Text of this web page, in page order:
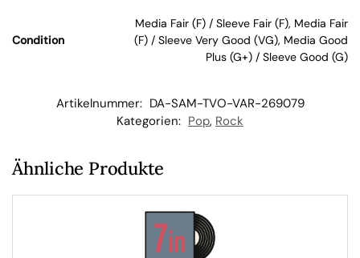
Condition
Media Fair (F) / Sleeve Fair (F), Media Fair
(F) / Sleeve Very Good (VG), Media Good
Plus (G+) / Sleeve Good (G)
Artikelnummer: DA-SAM-TVO-VAR-269079
Kategorien: Pop, Rock
Ähnliche Produkte